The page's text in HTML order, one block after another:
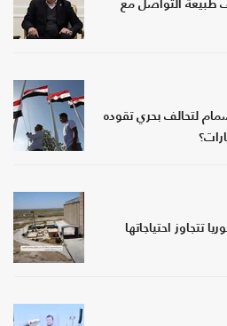
طبيعة التواصل مع
لتحالف بحري تقوده
تتجاوز احتياجاتها